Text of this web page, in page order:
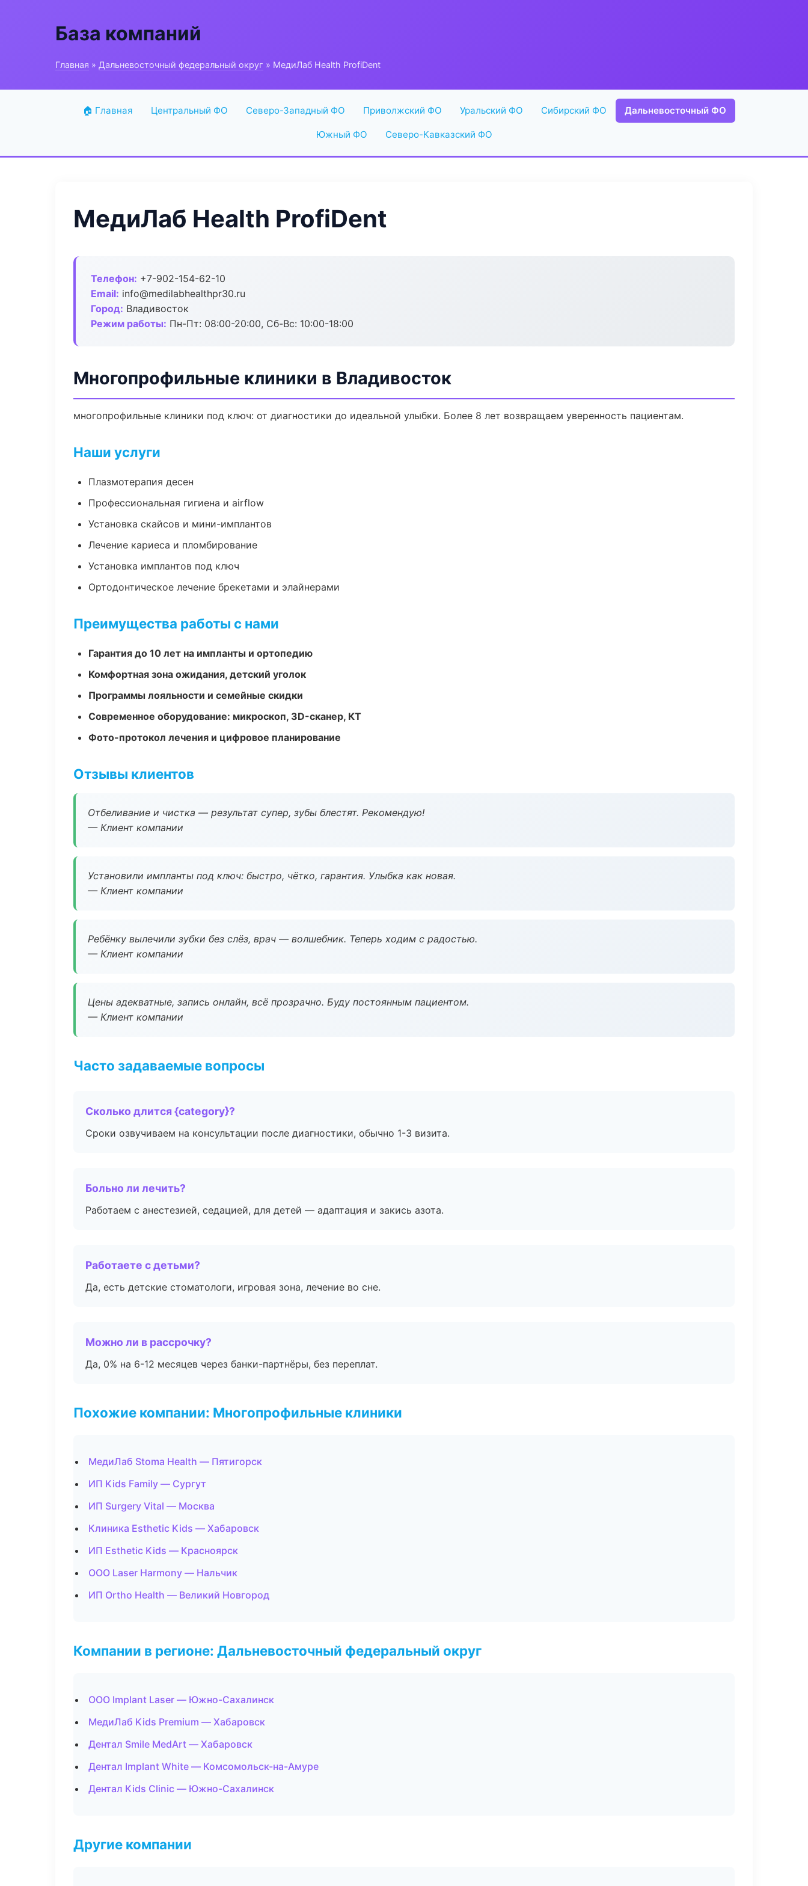
База компаний
Главная » Дальневосточный федеральный округ » МедиЛаб Health ProfiDent
🏠 Главная Центральный ФО Северо-Западный ФО Приволжский ФО Уральский ФО Сибирский ФО Дальневосточный ФО
Южный ФО Северо-Кавказский ФО
МедиЛаб Health ProfiDent
Телефон: +7-902-154-62-10
Email: info@medilabhealthpr30.ru
Город: Владивосток
Режим работы: Пн-Пт: 08:00-20:00, Сб-Вс: 10:00-18:00
Многопрофильные клиники в Владивосток
многопрофильные клиники под ключ: от диагностики до идеальной улыбки. Более 8 лет возвращаем уверенность пациентам.
Наши услуги
Плазмотерапия десен
Профессиональная гигиена и airflow
Установка скайсов и мини-имплантов
Лечение кариеса и пломбирование
Установка имплантов под ключ
Ортодонтическое лечение брекетами и элайнерами
Преимущества работы с нами
Гарантия до 10 лет на импланты и ортопедию
Комфортная зона ожидания, детский уголок
Программы лояльности и семейные скидки
Современное оборудование: микроскоп, 3D-сканер, КТ
Фото-протокол лечения и цифровое планирование
Отзывы клиентов
Отбеливание и чистка — результат супер, зубы блестят. Рекомендую!
— Клиент компании
Установили импланты под ключ: быстро, чётко, гарантия. Улыбка как новая.
— Клиент компании
Ребёнку вылечили зубки без слёз, врач — волшебник. Теперь ходим с радостью.
— Клиент компании
Цены адекватные, запись онлайн, всё прозрачно. Буду постоянным пациентом.
— Клиент компании
Часто задаваемые вопросы
Сколько длится {category}?
Сроки озвучиваем на консультации после диагностики, обычно 1-3 визита.
Больно ли лечить?
Работаем с анестезией, седацией, для детей — адаптация и закись азота.
Работаете с детьми?
Да, есть детские стоматологи, игровая зона, лечение во сне.
Можно ли в рассрочку?
Да, 0% на 6-12 месяцев через банки-партнёры, без переплат.
Похожие компании: Многопрофильные клиники
МедиЛаб Stoma Health — Пятигорск
ИП Kids Family — Сургут
ИП Surgery Vital — Москва
Клиника Esthetic Kids — Хабаровск
ИП Esthetic Kids — Красноярск
ООО Laser Harmony — Нальчик
ИП Ortho Health — Великий Новгород
Компании в регионе: Дальневосточный федеральный округ
ООО Implant Laser — Южно-Сахалинск
МедиЛаб Kids Premium — Хабаровск
Дентал Smile MedArt — Хабаровск
Дентал Implant White — Комсомольск-на-Амуре
Дентал Kids Clinic — Южно-Сахалинск
Другие компании